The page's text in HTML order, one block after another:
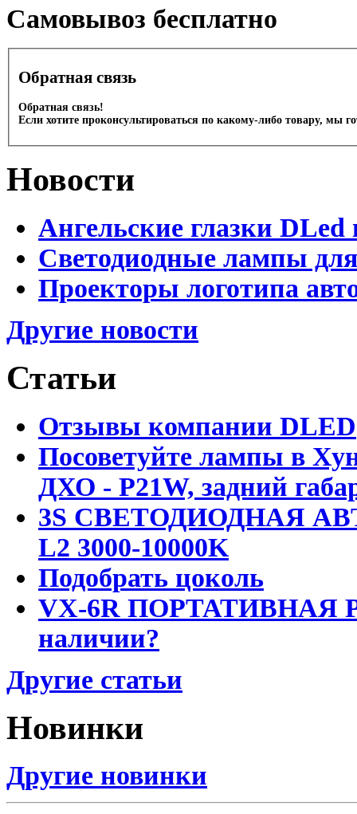
Cамовывоз бесплатно
Обратная связь
Обратная связь!
Если хотите проконсультироваться по какому-либо товару, мы
Новости
Ангельские глазки DLed
Светодиодные лампы
Проекторы логотипа
Другие новости
Статьи
Отзывы компании DLED
Посоветуйте лампы в
ДХО - P21W, задний
3S СВЕТОДИОДНАЯ
L2 3000-10000K
Подобрать цоколь
VX-6R ПОРТАТИВНАЯ
наличии?
Другие статьи
Новинки
Другие новинки